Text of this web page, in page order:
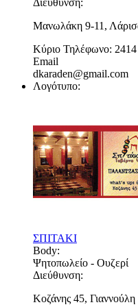
Διεύθυνση:
Μανωλάκη 9-11,
Κύριο Τηλέφωνο:
Email
dkaraden@gmail.com
Λογότυπο:
ΣΠΙΤΑΚΙ
Body:
Ψητοπωλείο - Ουζερί
Διεύθυνση:
Κοζάνης 45,